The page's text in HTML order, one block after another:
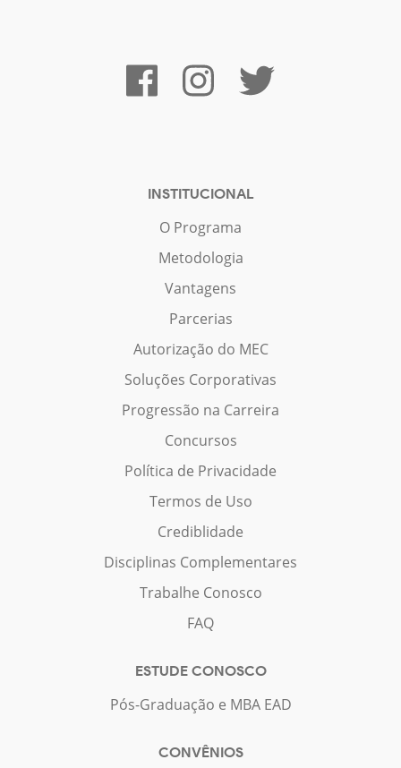
INSTITUCIONAL
O Programa
Metodologia
Vantagens
Parcerias
Autorização do MEC
Soluções Corporativas
Progressão na Carreira
Concursos
Política de Privacidade
Termos de Uso
Crediblidade
Disciplinas Complementares
Trabalhe Conosco
FAQ
ESTUDE CONOSCO
Pós-Graduação e MBA EAD
CONVÊNIOS